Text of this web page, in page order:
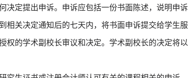
决定提出申诉。申诉应包括一份书面陈述，说明申
相关决定通知后的七天内，将书面申诉提交给学生服
权的学术副校长审议和决定。学术副校长的决定将